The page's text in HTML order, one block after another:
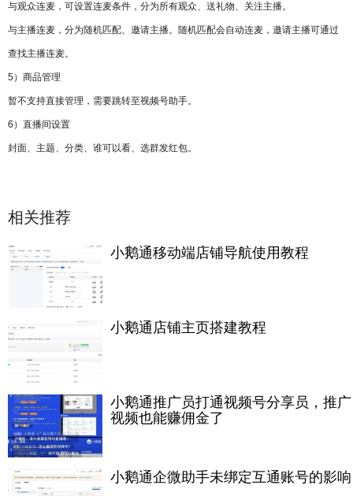
与观众连麦，可设置连麦条件，分为所有观众、送礼物、关注主播。
与主播连麦，分为随机匹配、邀请主播。随机匹配会自动连麦，邀请主播可通过
查找主播连麦。
5）商品管理
暂不支持直接管理，需要跳转至视频号助手。
6）直播间设置
封面、主题、分类、谁可以看、选群发红包。
相关推荐
小鹅通移动端店铺导航使用教程
小鹅通店铺主页搭建教程
小鹅通推广员打通视频号分享员，推广
视频也能赚佣金了
小鹅通企微助手未绑定互通账号的影响